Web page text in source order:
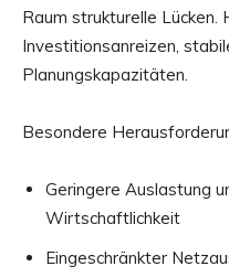
Raum strukturelle Lücken.
Investitionsanreizen,
Planungskapazitäten.
Besondere
Geringere Auslastung
Wirtschaftlichkeit
Eingeschränkter